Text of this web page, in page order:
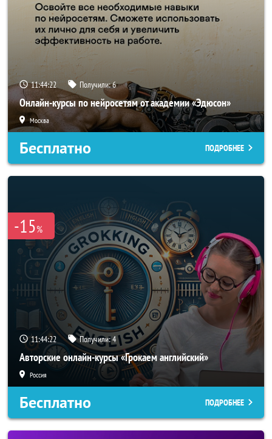
11:44:20 Получили:6
Онлайн-курсы по нейросетям от академии «Эдюсон»
Москва
Бесплатно ПОДРОБНЕЕ
-15%
11:44:20 Получили:4
Авторские онлайн-курсы «Грокаем английский»
Россия
Бесплатно ПОДРОБНЕЕ